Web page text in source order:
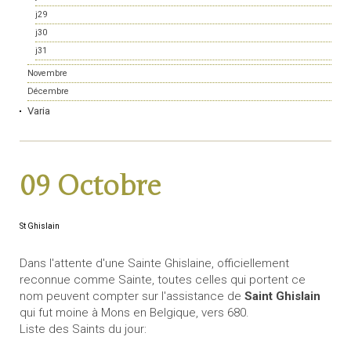
j29
j30
j31
Novembre
Décembre
Varia
09 Octobre
St Ghislain
Dans l'attente d'une Sainte Ghislaine, officiellement
reconnue comme Sainte, toutes celles qui portent ce
nom peuvent compter sur l'assistance de Saint Ghislain
qui fut moine à Mons en Belgique, vers 680.
Liste des Saints du jour: